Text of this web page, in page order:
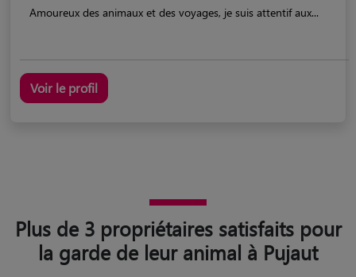
Amoureux des animaux et des voyages, je suis attentif aux...
Voir le profil
Plus de 3 propriétaires satisfaits pour
la garde de leur animal à Pujaut